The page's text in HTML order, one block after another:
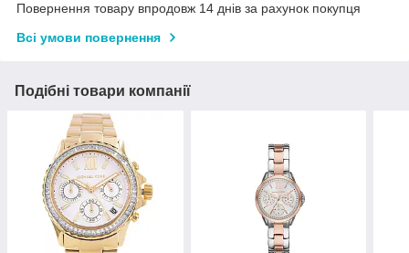
Повернення товару впродовж 14 днів за рахунок покупця
Всі умови повернення
Подібні товари компанії